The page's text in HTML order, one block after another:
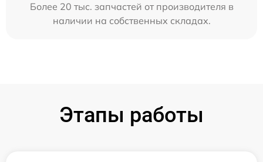
Более 20 тыс. запчастей от производителя в
наличии на собственных складах.
Этапы работы